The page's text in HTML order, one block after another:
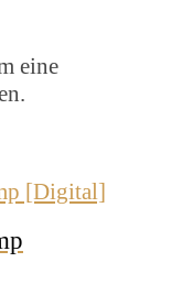
eine